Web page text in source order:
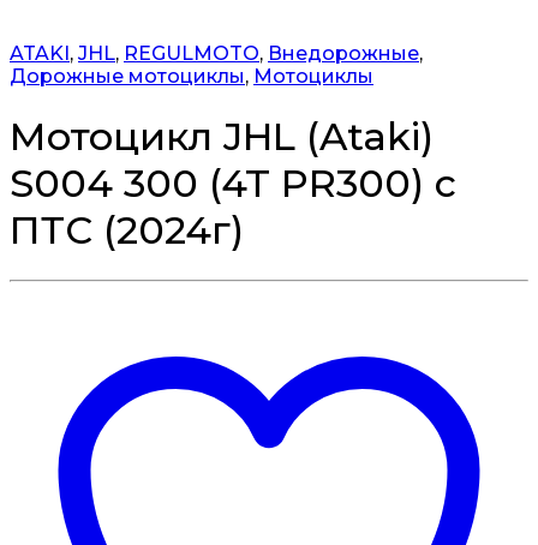
ATAKI, JHL, REGULMOTO, Внедорожные,
Дорожные мотоциклы, Мотоциклы
Мотоцикл JHL (Ataki)
S004 300 (4T PR300) с
ПТС (2024г)